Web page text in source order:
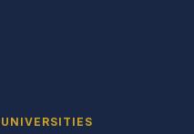
UNIVERSITIES